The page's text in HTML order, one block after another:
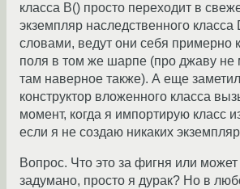
класса B() просто переходит в
экземпляр наследственного класса
словами, ведут они себя примерно
поля в том же шарпе (про джаву не
там наверное также). А еще
конструктор вложенного класса
момент, когда я импортирую класс
если я не создаю никаких
Вопрос. Что это за фигня или
задумано, просто я дурак? Но в